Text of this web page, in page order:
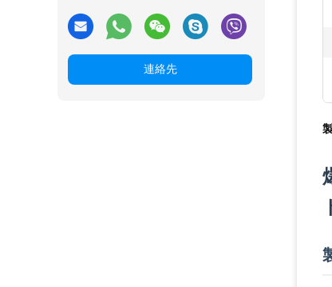
連絡先